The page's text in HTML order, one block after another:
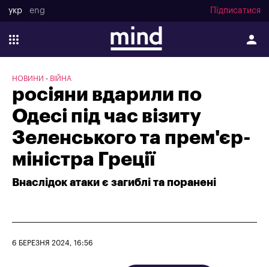
укр eng Підписатися
НОВИНИ ВІЙНА
росіяни вдарили по
Одесі під час візиту
Зеленського та прем'єр-
міністра Греції
Внаслідок атаки є загиблі та поранені
6 БЕРЕЗНЯ 2024, 16:56